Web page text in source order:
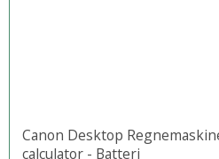
Canon Desktop
calculator - Batteri